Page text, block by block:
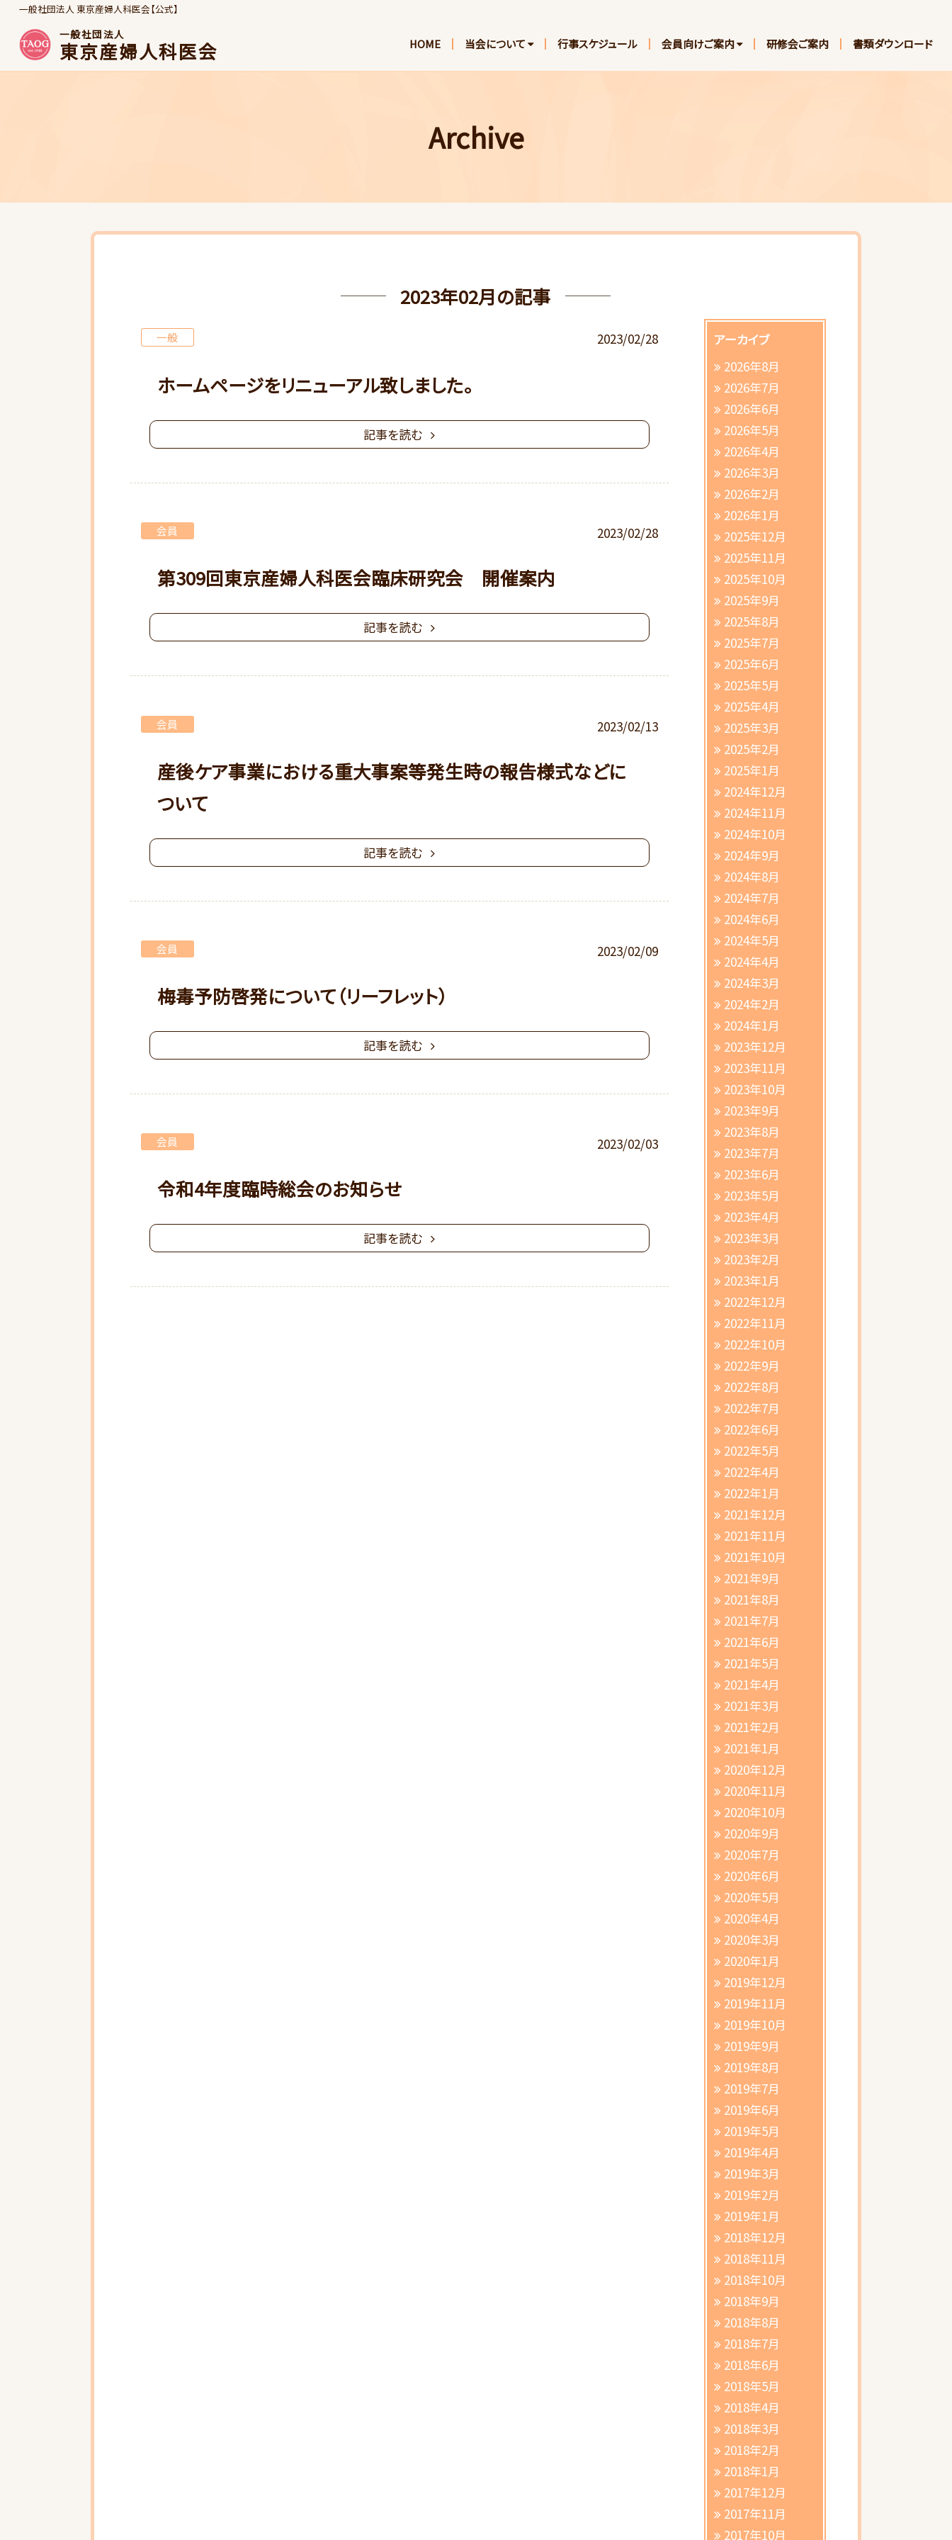
一般社団法人 東京産婦人科医会【公式】
一般社団法人
東京産婦人科医会 HOME 当会について 行事スケジュール 会員向けご案内 研修会ご案内 書類ダウンロード
Archive
2023年02月の記事
ホームページをリニューアル致しました。
一般 2023/02/28
記事を読む
第309回東京産婦人科医会臨床研究会 開催案内
会員 2023/02/28
記事を読む
産後ケア事業における重大事案等発生時の報告様式などに
ついて
会員 2023/02/13
記事を読む
梅毒予防啓発について（リーフレット）
会員 2023/02/09
記事を読む
令和4年度臨時総会のお知らせ
会員 2023/02/03
記事を読む
アーカイブ
2026年8月
2026年7月
2026年6月
2026年5月
2026年4月
2026年3月
2026年2月
2026年1月
2025年12月
2025年11月
2025年10月
2025年9月
2025年8月
2025年7月
2025年6月
2025年5月
2025年4月
2025年3月
2025年2月
2025年1月
2024年12月
2024年11月
2024年10月
2024年9月
2024年8月
2024年7月
2024年6月
2024年5月
2024年4月
2024年3月
2024年2月
2024年1月
2023年12月
2023年11月
2023年10月
2023年9月
2023年8月
2023年7月
2023年6月
2023年5月
2023年4月
2023年3月
2023年2月
2023年1月
2022年12月
2022年11月
2022年10月
2022年9月
2022年8月
2022年7月
2022年6月
2022年5月
2022年4月
2022年1月
2021年12月
2021年11月
2021年10月
2021年9月
2021年8月
2021年7月
2021年6月
2021年5月
2021年4月
2021年3月
2021年2月
2021年1月
2020年12月
2020年11月
2020年10月
2020年9月
2020年7月
2020年6月
2020年5月
2020年4月
2020年3月
2020年1月
2019年12月
2019年11月
2019年10月
2019年9月
2019年8月
2019年7月
2019年6月
2019年5月
2019年4月
2019年3月
2019年2月
2019年1月
2018年12月
2018年11月
2018年10月
2018年9月
2018年8月
2018年7月
2018年6月
2018年5月
2018年4月
2018年3月
2018年2月
2018年1月
2017年12月
2017年11月
2017年10月